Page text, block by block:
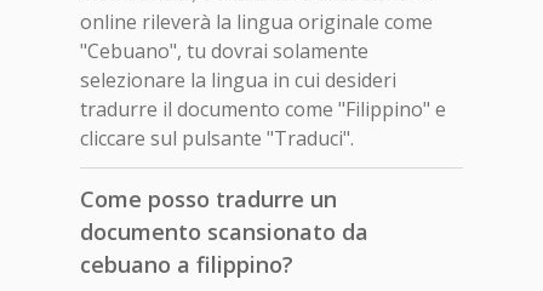
online rileverà la lingua originale come
"Cebuano", tu dovrai solamente
selezionare la lingua in cui desideri
tradurre il documento come "Filippino" e
cliccare sul pulsante "Traduci".
Come posso tradurre un
documento scansionato da
cebuano a filippino?